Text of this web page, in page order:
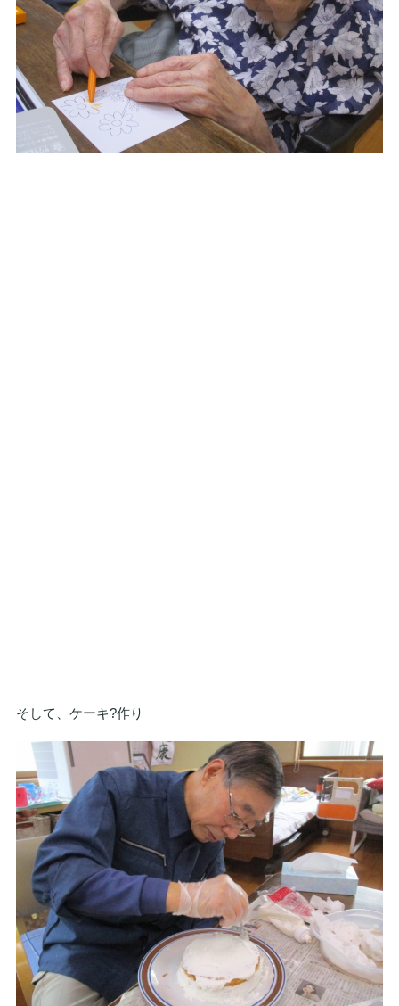
そして、ケーキ?作り